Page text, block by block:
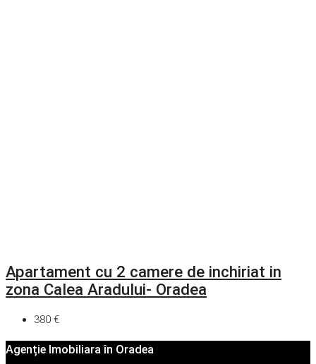
Apartament cu 2 camere de inchiriat in
zona Calea Aradului- Oradea
380 €
Agenție Imobiliara în Oradea